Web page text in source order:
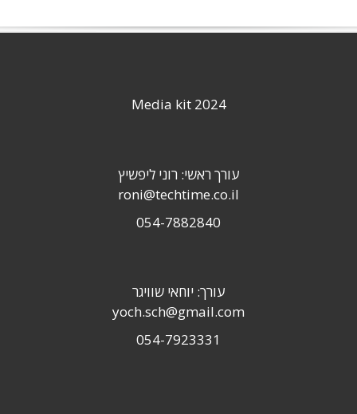
Media kit 2024
עורך ראשי: רוני ליפשיץ
roni@techtime.co.il
054-7882840
עורך: יוחאי שוויגר
yoch.sch@gmail.com
054-7923331